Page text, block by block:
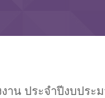
าน ประจำปีงบประ